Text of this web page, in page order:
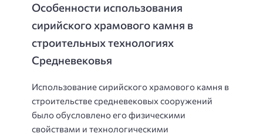
Особенности использования
сирийского храмового камня в
строительных технологиях
Средневековья
Использование сирийского храмового камня в
строительстве средневековых сооружений
было обусловлено его физическими
свойствами и технологическими